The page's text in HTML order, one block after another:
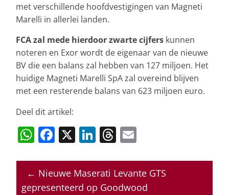
met verschillende hoofdvestigingen van Magneti
Marelli in allerlei landen.
FCA zal mede hierdoor zwarte cijfers kunnen
noteren en Exor wordt de eigenaar van de nieuwe
BV die een balans zal hebben van 127 miljoen. Het
huidige Magneti Marelli SpA zal overeind blijven
met een resterende balans van 623 miljoen euro.
Deel dit artikel:
W
at
s
F
c
e
X Li
k
e
T
re
a
ai
l
← Nieuwe Maserati Levante GTS
gepresenteerd op Goodwood